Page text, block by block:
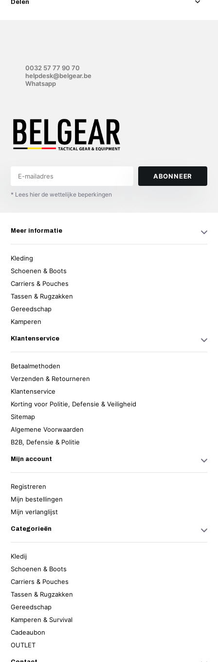
Delen
0032 57 77 90 70
helpdesk@belgear.be
Whatsapp
ABONNEER
* Lees hier de wettelijke beperkingen
Meer informatie
Kleding
Schoenen & Boots
Carriers & Pouches
Tassen & Rugzakken
Gereedschap
Kamperen
Klantenservice
Betaalmethoden
Verzenden & Retourneren
Klantenservice
Korting voor Politie, Defensie & Veiligheid
Sitemap
Algemene Voorwaarden
B2B, Defensie & Politie
Mijn account
Registreren
Mijn bestellingen
Mijn verlanglijst
Categorieën
Kledij
Schoenen & Boots
Carriers & Pouches
Tassen & Rugzakken
Gereedschap
Kamperen & Survival
Cadeaubon
OUTLET